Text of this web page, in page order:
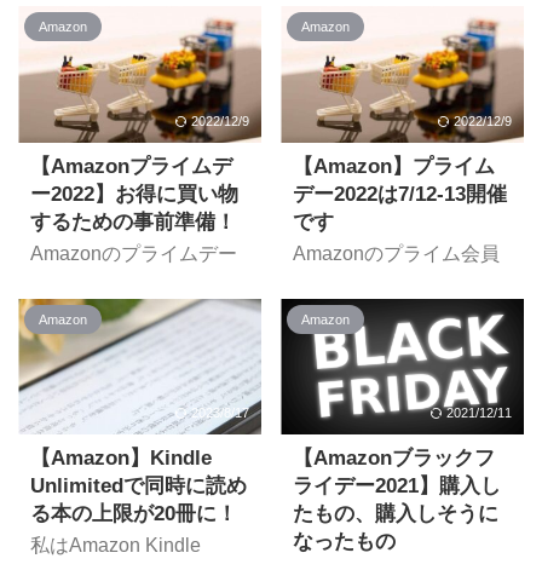
開催日時
2022/11/25(金)0:00 ～
12/1(木)23:59 セール
Amazon ブラックフライ
デー 2022 | さぁ、ビッグ
セールで最高のご ...
を機にロボット掃除機を
導入しようと思っていま
した。 本来は上位機種の
「Anker Eufy RoboVac
G30 Hybrid」を購入した
...
か？なっていない方はこ
の機会にぜひなっておき
ましょう。 無論私は
Amazon信者でも
Amazonの社員でもあり
ませんが、普段Amazon
を利用する方はプライム
会員になることをおスス
メします。 なぜなら『年
間¥4,900で多くの特典を
利用できる』から。一般
ったいないほど特典が豊
富なんです。 2023/8/24
追記 2023/8/24より、プ
ライム会員費が値上げと
なりました。年会費は
¥5,900となっています。
今回はプライム会員の特
典・メ ...
ているお父さんお母さん
に向けたお話です。 出産
や育児をするにあたっ
て、いろんなものが必要
になってきますよね？マ
タニティー用品、チャイ
ルドシート、哺乳
瓶・・・などなど。 そこ
で、今回はAmazonの便
利なサービスをご紹介し
ます。 それが「らくらく
ベビー」「Amazonファ
ミリー」。育児や出産に
必要な商品の提案やお得
な価格で購入できる特典
など、出産・育児の準備
をサポートしてくれる便
利なサービスです。 詳し
く見ていきましょう。 ら
くらくベビー・Amazon
ファミリー利用はこちら
らくらくベ ...
Amazon
2022/12/9
【Amazonプライムデ
ー2022】お得に買い物
するための事前準備！
Amazonのプライムデー
日間開催とアナウンスさ
れています。 よりお得に
買い物するために、準備
できることはやっておき
ましょう！ 【事前準備】
プライム会員になる プラ
イムデーはプライム会員
限定のセールですので、
まずはプライム会員にな
りましょう。 プライムデ
ーに限らず、プライム会
Amazon
2022/12/9
【Amazon】プライム
デー2022は7/12-13開催
です
Amazonのプライム会員
イムデー」。今年は
7/12(火)-13（水)の2日間
で開催されることが発表
されています。 セールや
キャンペーンが目白押し
のプライムデー。その内
容を見ていきましょう。
そもそもプライムデーと
は プライムデー(Prime
Day)は、Amazonで毎年
6～7月に開催されるプラ
Amazon
2023/8/17
【Amazon】Kindle
Unlimitedで同時に読め
る本の上限が20冊に！
私はAmazon Kindle
Amazon
2021/12/11
【Amazonブラックフ
ライデー2021】購入し
たもの、購入しそうに
なったもの